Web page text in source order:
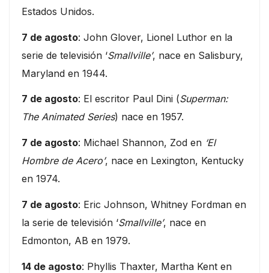
Estados Unidos.
7 de agosto: John Glover, Lionel Luthor en la
serie de televisión ‘Smallville’, nace en Salisbury,
Maryland en 1944.
7 de agosto: El escritor Paul Dini (Superman:
The Animated Series) nace en 1957.
7 de agosto: Michael Shannon, Zod en ‘El
Hombre de Acero’, nace en Lexington, Kentucky
en 1974.
7 de agosto: Eric Johnson, Whitney Fordman en
la serie de televisión ‘Smallville’, nace en
Edmonton, AB en 1979.
14 de agosto: Phyllis Thaxter, Martha Kent en